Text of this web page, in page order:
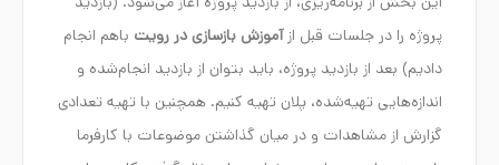
پروژه را در جلسات قبل ازآموزش بازسازی در رویت باهم انجام
دادیم) بعد از بازدید پروژه، باید بتوان از بازدید انجام‌شده و
اندازه‌هایی تهیه‌شده، پلان تهیه کنیم. همچنین با تهیه تعدادی
گزارش از مشاهدات و در میان گذاشتن موضوعات با کارفرما